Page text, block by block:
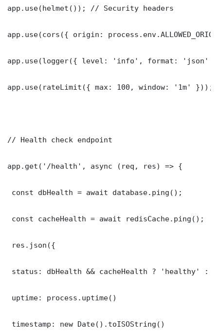
app.use(helmet()); // Security headers
app.use(cors({ origin:
app.use(logger({ level: 'info', format: 'json'
app.use(rateLimit({ max: 100, window: '1m' }));
// Health check endpoint
app.get('/health', async (req, res) => {
const dbHealth = await database.ping();
const cacheHealth = await redisCache.ping();
res.json({
status: dbHealth && cacheHealth ? 'healthy' :
uptime: process.uptime()
timestamp: new Date().toISOString()